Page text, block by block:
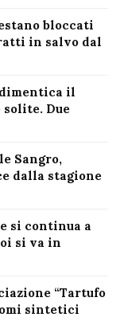
bloccati
in salvo dal
il
solite. Due
Sangro,
dalla stagione
si continua a
si va in
“Tartufo
sintetici